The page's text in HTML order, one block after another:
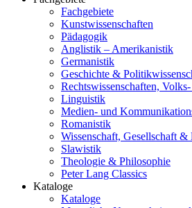
Fachgebiete
Kunstwissenschaften
Pädagogik
Anglistik – Amerikanistik
Germanistik
Geschichte &
Rechtswissenschaften,
Linguistik
Medien- und
Romanistik
Wissenschaft, Gesellschaft
Slawistik
Theologie & Philosophie
Peter Lang Classics
Kataloge
Kataloge